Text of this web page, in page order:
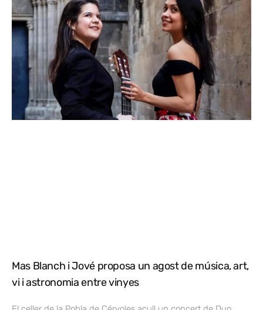
Mas Blanch i Jové proposa un agost de música, art,
vi i astronomia entre vinyes